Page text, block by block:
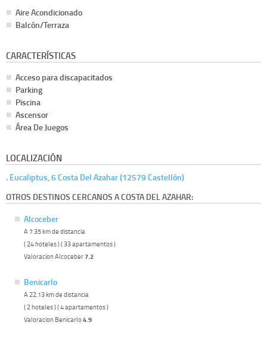
Aire Acondicionado
Balcón/Terraza
CARACTERÍSTICAS
Acceso para discapacitados
Parking
Piscina
Ascensor
Área De Juegos
LOCALIZACIÓN
. Eucaliptus, 6 Costa Del Azahar (12579 Castellón)
OTROS DESTINOS CERCANOS A COSTA DEL AZAHAR:
Alcoceber
A 7.35 km de distancia
( 24 hoteles ) ( 33 apartamentos )
Valoracion Alcoceber7.2
Benicarlo
A 22.13 km de distancia
( 2 hoteles ) ( 4 apartamentos )
Valoracion Benicarlo4.9